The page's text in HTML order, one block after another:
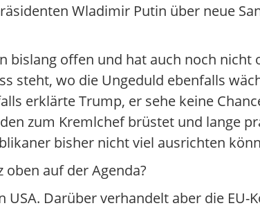
Wladimir Putin über neue
bislang offen und hat auch noch
steht, wo die Ungeduld ebenfalls
erklärte Trump, er sehe keine
zum Kremlchef brüstet und lange
bisher nicht viel ausrichten
auf der Agenda?
USA. Darüber verhandelt aber die